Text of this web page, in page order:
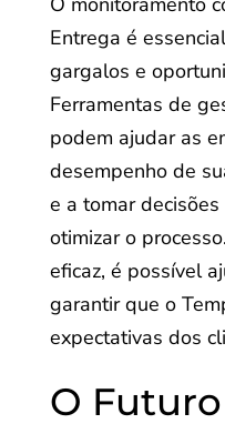
Entrega é
gargalos e
Ferramentas de
podem ajudar as
desempenho de
e a tomar
otimizar o
eficaz, é possível
garantir que o
expectativas dos
O